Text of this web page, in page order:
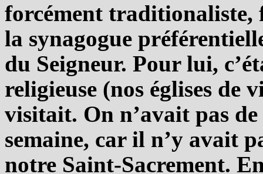
forcément traditionaliste,
la synagogue
du Seigneur. Pour lui,
religieuse (nos églises de
visitait. On n’avait pas
semaine, car il n’y avait
notre Saint-Sacrement.